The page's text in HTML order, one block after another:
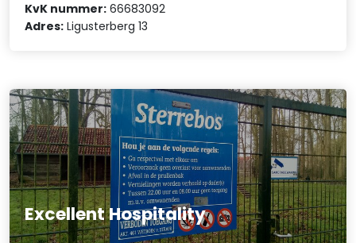
KvK nummer: 66683092
Adres: Ligusterberg 13
Excellent Hospitality